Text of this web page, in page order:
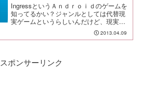
IngressというＡｎｄｒｏｉｄのゲームを
知ってるかい？ジャンルとしては代替現
実ゲームというらしいんだけど、現実の
世界にある何か・・・像とかモニュメン
ト、特徴的な建造物とか・・・にポータ
2013.04.09
スポンサーリンク